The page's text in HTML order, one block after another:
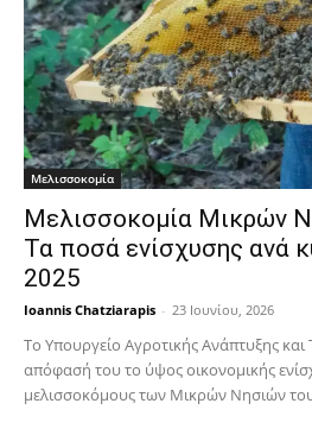
Μελισσοκομία
Μελισσοκομία Μικρών
Τα ποσά ενίσχυσης ανά
2025
Ioannis Chatziarapis - 23 Ιουνίου, 2026
Το Υπουργείο Αγροτικής Ανάπτυξης
απόφασή του το ύψος οικονομικής
μελισσοκόμους των Μικρών Νησιών